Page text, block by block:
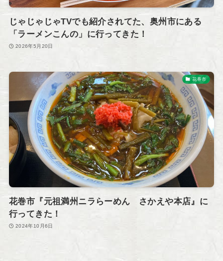
じゃじゃじゃTVでも紹介されてた、奥州市にある
「ラーメンこんの」に行ってきた！
2026年5月20日
花巻市
花巻市『元祖満州ニラらーめん さかえや本店』に
行ってきた！
2024年10月6日